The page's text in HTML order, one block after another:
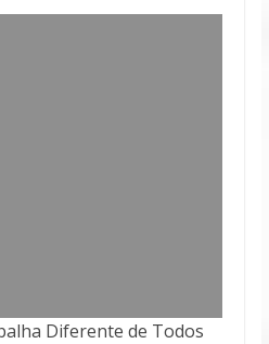
Diferente de Todos